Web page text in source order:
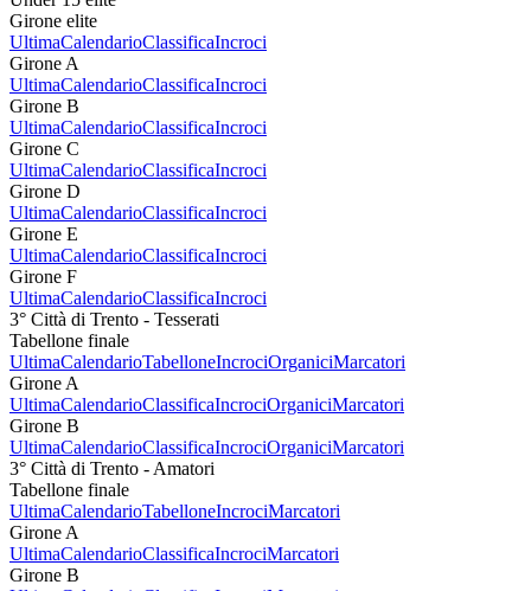
Girone elite
UltimaCalendarioClassificaIncroci
Girone A
UltimaCalendarioClassificaIncroci
Girone B
UltimaCalendarioClassificaIncroci
Girone C
UltimaCalendarioClassificaIncroci
Girone D
UltimaCalendarioClassificaIncroci
Girone E
UltimaCalendarioClassificaIncroci
Girone F
UltimaCalendarioClassificaIncroci
3° Città di Trento - Tesserati
Tabellone finale
UltimaCalendarioTabelloneIncrociOrganiciMarcatori
Girone A
UltimaCalendarioClassificaIncrociOrganiciMarcatori
Girone B
UltimaCalendarioClassificaIncrociOrganiciMarcatori
3° Città di Trento - Amatori
Tabellone finale
UltimaCalendarioTabelloneIncrociMarcatori
Girone A
UltimaCalendarioClassificaIncrociMarcatori
Girone B